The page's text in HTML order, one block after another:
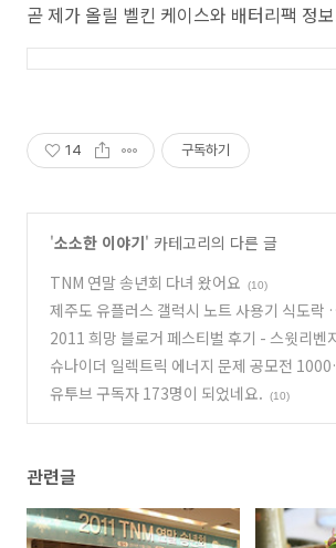
곧 제가 올릴 벨킨 케이스와 배터리팩 정
14 구독하기
'소소한 이야기' 카테고리의 다른 글
TNM 연말 송년회 다녀 왔어요
(10)
제주도 유플러스 갤럭시 노트 사용기 식도락 여
(14)
2011 희망 블로거 페스티벌 후기 - 스윗리벤
김갑수 윤미래
(10)
슈나이더 일렉트릭 에너지 문제 공모전 1000
원 연말 이벤트
(7)
유투브 구독자 173명이 되었네요. (10)
관련글